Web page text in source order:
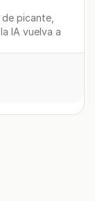
picante,
IA vuelva a